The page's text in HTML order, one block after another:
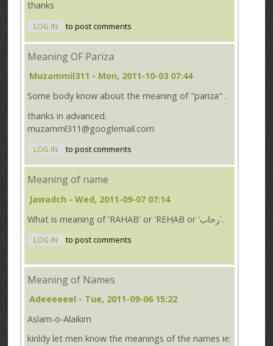
thanks
LOG IN to post comments
Meaning OF Pariza
Muzammil311 - Mon, 2011-10-03 07:44
Some body know about the meaning of "pariza" .
thanks in advanced.
muzamml311@googlemail.com
LOG IN to post comments
Meaning of name
Jawadch - Wed, 2011-09-07 07:14
What is meaning of 'RAHAB' or 'REHAB or 'رحاب'.
LOG IN to post comments
Meaning of Names
Adeeeeeel - Tue, 2011-09-06 15:22
Aslam-o-Alaikim
kinldy let men know the meanings of the names ie: